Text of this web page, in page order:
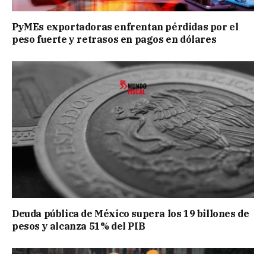
PyMEs exportadoras enfrentan pérdidas por el
peso fuerte y retrasos en pagos en dólares
Deuda pública de México supera los 19 billones de
pesos y alcanza 51% del PIB